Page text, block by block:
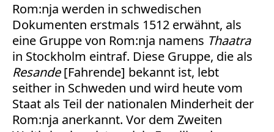
Rom:nja werden in schwedischen
Dokumenten erstmals 1512 erwähnt, als
eine Gruppe von Rom:nja namens Thaatra
in Stockholm eintraf. Diese Gruppe, die als
Resande[Fahrende] bekannt ist, lebt
seither in Schweden und wird heute vom
Staat als Teil der nationalen Minderheit der
Rom:nja anerkannt. Vor dem Zweiten